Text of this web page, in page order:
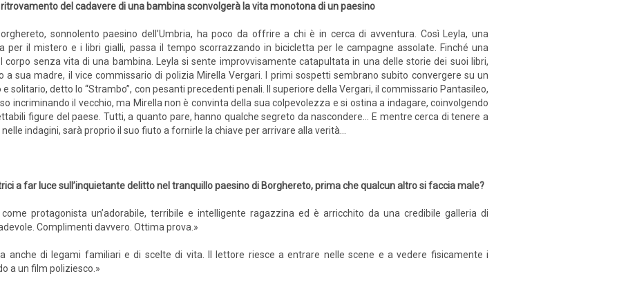
Il ritrovamento del cadavere di una bambina sconvolgerà la vita monotona di un paesino
sonnolento paesino dell’Umbria, ha poco da offrire a chi è in cerca di avventura. Così Leyla, una
per il mistero e i libri gialli, passa il tempo scorrazzando in bicicletta per le campagne assolate. Finché una
senza vita di una bambina. Leyla si sente improvvisamente catapultata in una delle storie dei suoi libri,
sua madre, il vice commissario di polizia Mirella Vergari. I primi sospetti sembrano subito convergere su un
solitario, detto lo “Strambo”, con pesanti precedenti penali. Il superiore della Vergari, il commissario Pantasileo,
incriminando il vecchio, ma Mirella non è convinta della sua colpevolezza e si ostina a indagare, coinvolgendo
figure del paese. Tutti, a quanto pare, hanno qualche segreto da nascondere… E mentre cerca di tenere a
indagini, sarà proprio il suo fiuto a fornirle la chiave per arrivare alla verità…
a far luce sull’inquietante delitto nel tranquillo paesino di Borghereto, prima che qualcun altro si faccia male?
protagonista un’adorabile, terribile e intelligente ragazzina ed è arricchito da una credibile galleria di
Complimenti davvero. Ottima prova.»
anche di legami familiari e di scelte di vita. Il lettore riesce a entrare nelle scene e a vedere fisicamente i
a un film poliziesco.»